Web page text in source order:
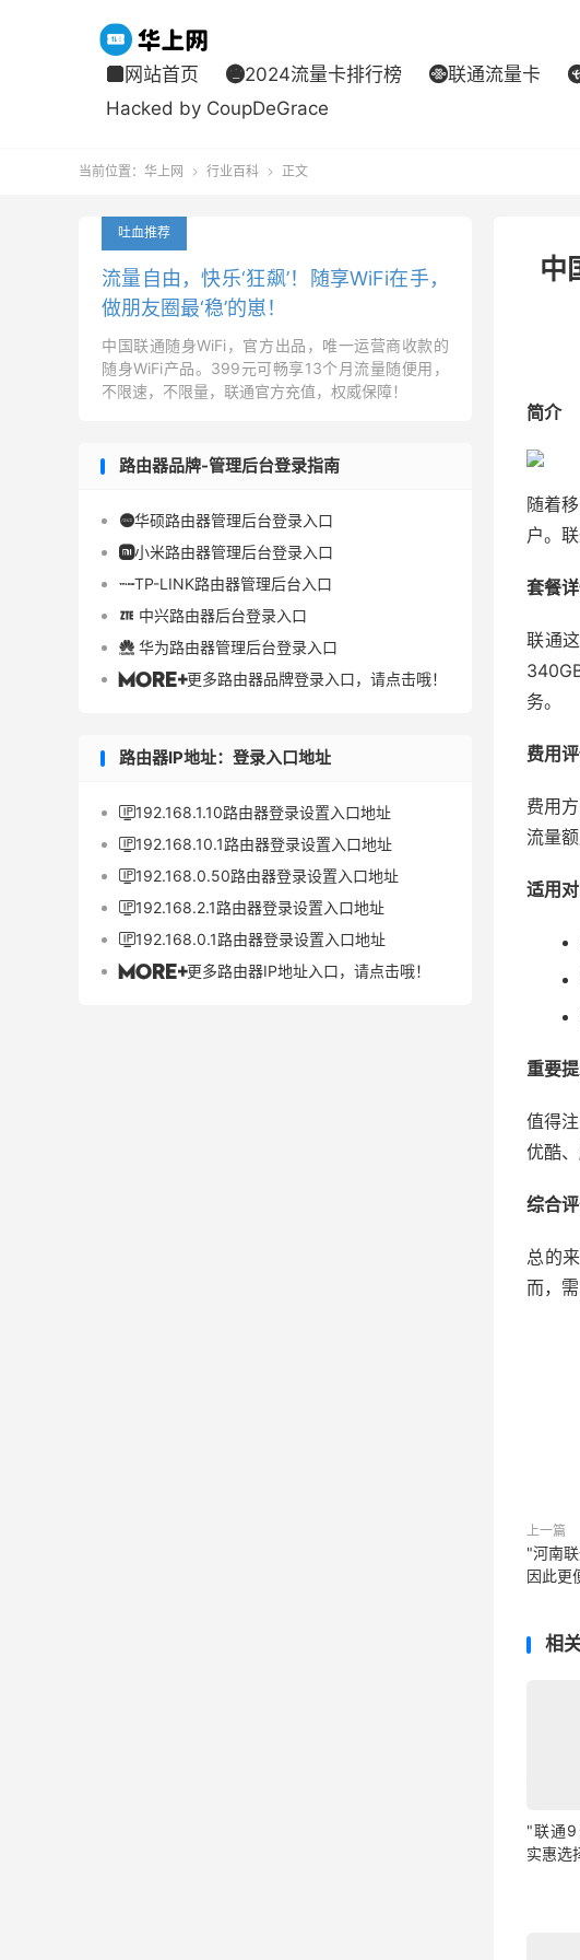
 网站首页 2024流量卡排行榜 联通流量卡
Hacked by CoupDeGrace
当前位置： 华上网  行业百科  正文
中
简介
随着
户。
套餐
联通
务。
费用
费用
流量
适用
重要
值得
优酷
综合
总的
而，
上一篇
"河南
因此更
相
"联通9
实惠选
吐血推荐
流量自由，快乐‘狂飙’！随享WiFi在手，
做朋友圈最‘稳’的崽！
中国联通随身WiFi，官方出品，唯一运营商收款的
随身WiFi产品。399元可畅享13个月流量随便用，
不限速，不限量，联通官方充值，权威保障！
路由器品牌-管理后台登录指南
华硕路由器管理后台登录入口
小米路由器管理后台登录入口
TP-LINK路由器管理后台入口
 中兴路由器后台登录入口
 华为路由器管理后台登录入口
更多路由器品牌登录入口，请点击哦！
路由器IP地址：登录入口地址
192.168.1.10路由器登录设置入口地址
192.168.10.1路由器登录设置入口地址
192.168.0.50路由器登录设置入口地址
192.168.2.1路由器登录设置入口地址
192.168.0.1路由器登录设置入口地址
更多路由器IP地址入口，请点击哦！